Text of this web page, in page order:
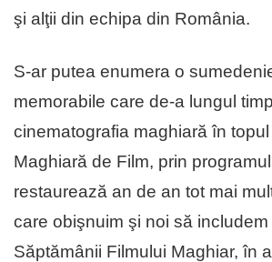
şi alţii din echipa din România.
S-ar putea enumera o
memorabile care de-a lungul
cinematografia maghiară în
Maghiară de Film, prin
restaurează an de an tot mai
care obişnuim şi noi să includem
Săptămânii Filmului Maghiar, în